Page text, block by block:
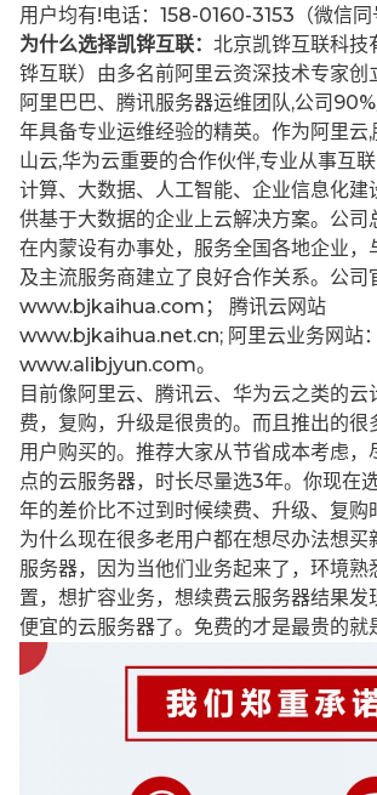
用户均有!电话：158-0160-3153（微信同
为什么选择凯铧互联： 北京凯铧互联科技
铧互联）由多名前阿里云资深技术专家创
阿里巴巴、腾讯服务器运维团队,公司
年具备专业运维经验的精英。作为阿里云
山云,华为云重要的合作伙伴,专业从事互
计算、大数据、人工智能、企业信息化建
供基于大数据的企业上云解决方案。公司
在内蒙设有办事处，服务全国各地企业，
及主流服务商建立了良好合作关系。公司
www.bjkaihua.com； 腾讯云网站
www.bjkaihua.net.cn; 阿里云业务网站：
www.alibjyun.com。
目前像阿里云、腾讯云、华为云之类的云
费，复购，升级是很贵的。而且推出的很
用户购买的。推荐大家从节省成本考虑，
点的云服务器，时长尽量选3年。你现在
年的差价比不过到时候续费、升级、复购
为什么现在很多老用户都在想尽办法想买
服务器，因为当他们业务起来了，环境熟
置，想扩容业务，想续费云服务器结果发
便宜的云服务器了。免费的才是最贵的就